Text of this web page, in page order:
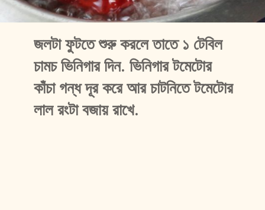
জলটা ফুটতে শুরু করলে তাতে ১ টেবিল
চামচ ভিনিগার দিন. ভিনিগার টমেটোর
কাঁচা গন্ধ দূর করে আর চাটনিতে টমেটোর
লাল রংটা বজায় রাখে.